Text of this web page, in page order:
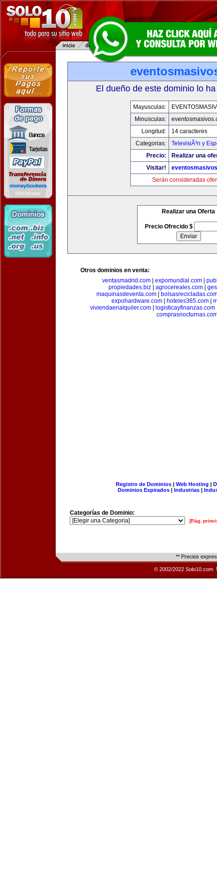
El dueño de este dominio lo
Mayusculas:
Minusculas:
Longitud:
14 caracteres
Categorias:
TelevisiÃ³n y
Precio:
Realizar una
Visitar!
Serán consideradas
Realizar una Oferta
Precio Ofrecido $
Otros dominios en venta:
ventasmadrid.com
expomundial.com
propiedades.biz| agrocereales.com|
maquinasdeventa.com
expohardware.com| hoteles365.com|
viviendaenalquiler.com
logisticayfinanzas.com
Registro de Dominios| Web Hosting |
Dominios Expirados | Industrias |
Categorías de Dominio:
[Pág.
** Precios
© 2002/2022 Solo10.com